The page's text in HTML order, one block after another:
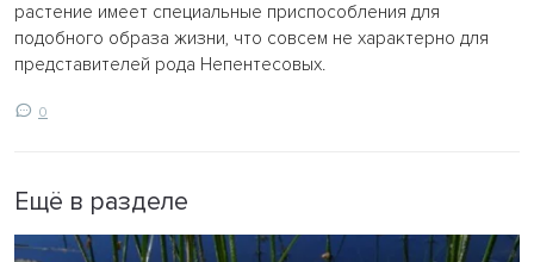
растение имеет специальные приспособления для
подобного образа жизни, что совсем не характерно для
представителей рода Непентесовых.
0
Ещё в разделе